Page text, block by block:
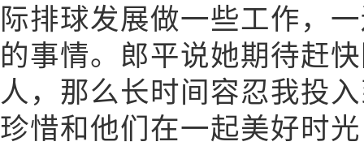
际排球发展做一些工作，
的事情。郎平说她期待赶
人，那么长时间容忍我投
珍惜和他们在一起美好时